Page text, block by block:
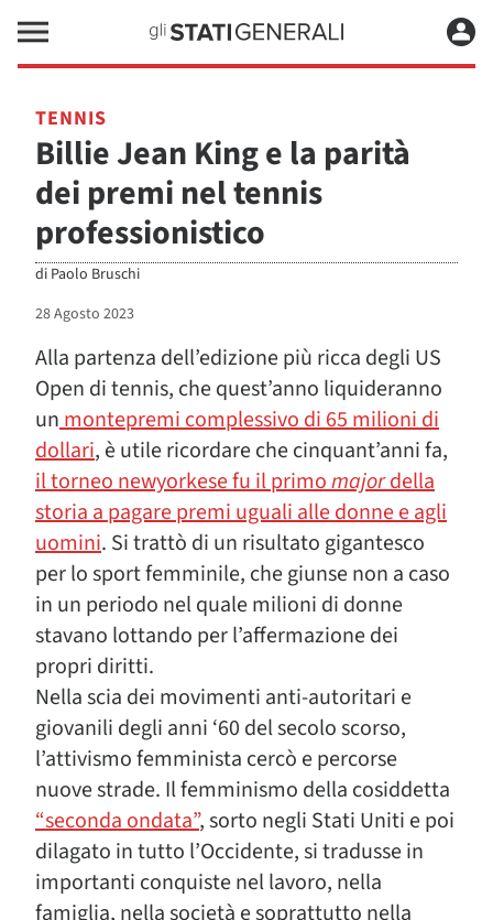
TENNIS
Billie Jean King e la parità
dei premi nel tennis
professionistico
di Paolo Bruschi
28 Agosto 2023
Alla partenza dell’edizione più ricca degli US
Open di tennis, che quest’anno liquideranno
unmontepremi complessivo di 65 milioni di
dollari, è utile ricordare che cinquant’anni fa,
il torneo newyorkese fu il primomajordella
storia a pagare premi uguali alle donne e agli
uomini. Si trattò di un risultato gigantesco
per lo sport femminile, che giunse non a caso
in un periodo nel quale milioni di donne
stavano lottando per l’affermazione dei
propri diritti.
Nella scia dei movimenti anti-autoritari e
giovanili degli anni ‘60 del secolo scorso,
l’attivismo femminista cercò e percorse
nuove strade. Il femminismo della cosiddetta
“seconda ondata”, sorto negli Stati Uniti e poi
dilagato in tutto l’Occidente, si tradusse in
importanti conquiste nel lavoro, nella
famiglia, nella società e soprattutto nella